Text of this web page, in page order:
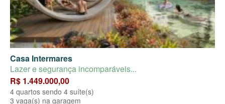
Casa Intermares
Lazer e segurança incomparáveis...
R$ 1.449.000,00
4 quartos sendo 4 suíte(s)
3 vaga(s) na garagem